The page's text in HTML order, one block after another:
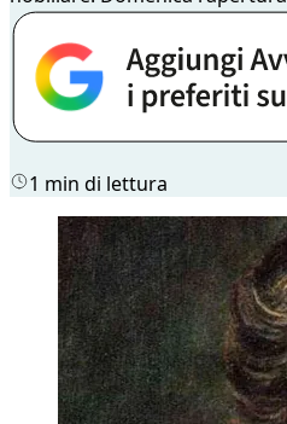
1 min di lettura